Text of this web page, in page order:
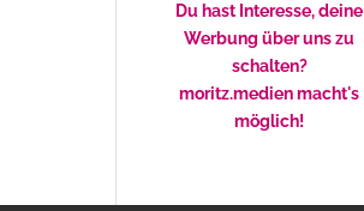
Du hast Interesse, deine
Werbung über uns zu
schalten?
moritz.medien macht's
möglich!